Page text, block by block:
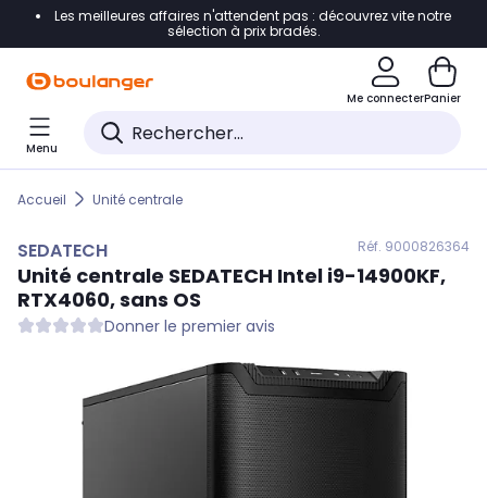
Accéder directement à la navigation
Accéder directement au pied de page
Accéder directement au chatbot
Les meilleures affaires n'attendent pas : découvrez vite notre
sélection à prix bradés.
Me connecterPanier
Menu
Accueil Unité centrale
SEDATECH Réf. 9000826364
Unité centrale SEDATECH Intel i9-14900KF,
RTX4060, sans OS
Donner le premier avis